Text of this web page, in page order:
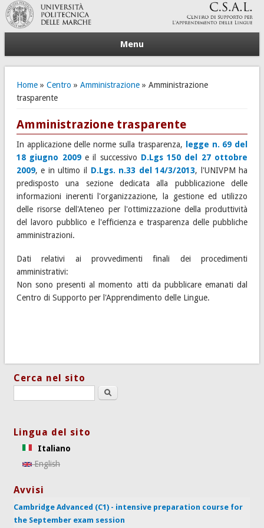
Menu
Tu sei qui
Home» Centro » Amministrazione» Amministrazione
trasparente
Amministrazione trasparente
In applicazione delle norme sulla trasparenza,
legge n. 69 del
18 giugno 2009e il successivo D.Lgs 150 del 27 ottobre
2009, e in ultimo il D.Lgs. n.33 del 14/3/2013, l'UNIVPM ha
predisposto una sezione dedicata alla pubblicazione delle
informazioni inerenti l'organizzazione, la gestione ed utilizzo
delle risorse dell'Ateneo per l'ottimizzazione della produttività
del lavoro pubblico e l'efficienza e trasparenza delle pubbliche
amministrazioni.
Dati relativi ai provvedimenti finali dei procedimenti
amministrativi:
Non sono presenti al momento atti da pubblicare emanati dal
Centro di Supporto per l'Apprendimento delle Lingue.
Cerca nel sito
Search this site
Lingua del sito
Italiano
English
Avvisi
Cambridge Advanced (C1) - intensive preparation course for
the September exam session